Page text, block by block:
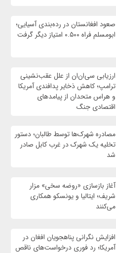
صعود افغانستان در رده‌بندی آسیایی؛
ابومسلم فراه ۰.۵۰۰ امتیاز دیگر گرفت
ارزیابی سی‌ان‌ان از علل عقب‌نشینی
ترامپ؛ کاهش ذخایر پدافندی آمریکا
و هراس متحدان از پیامدهای
اقتصادی جنگ
مصادره شهرک‌ها توسط طالبان؛ دستور
تخلیه یک شهرک در غرب کابل صادر
شد
آغاز بازسازی «روضه سخی» مزار
شریف؛ ایتالیا و یونسکو همکاری
می‌کنند
افزایش نگرانی پناهجویان افغان در
آمریکا؛ رد فوری درخواست‌های ناقص